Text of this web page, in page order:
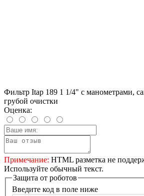
Фильтр Itap 189 1 1/4" с манометрами,
грубой очистки
Оценка:
Примечание: HTML разметка не
Используйте обычный текст.
Защита от роботов
Введите код в поле ниже